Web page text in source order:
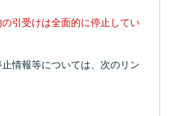
引受けは全面的に停止してい
情報等については、次のリン